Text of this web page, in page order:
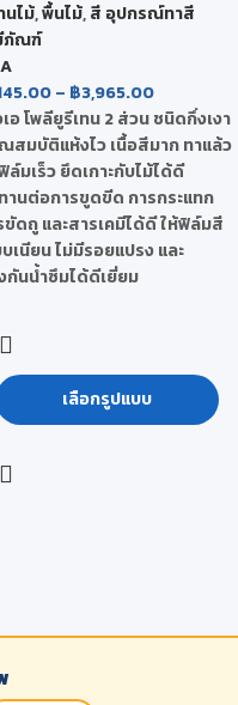
นไม้,พื้นไม้,สี อุปกรณ์ทาสี
ภัณฑ์
– ฿3,965.00
เอ โพลียูรีเทน 2 ส่วน ชนิดกึ่งเงา
สมบัติแห้งไว เนื้อสีมาก ทาแล้ว
ล์มเร็ว ยึดเกาะกับไม้ได้ดี
านต่อการขูดขีด การกระแทก
ขัดถู และสารเคมีได้ดี ให้ฟิล์มสี
บเนียน ไม่มีรอยแปรง และ
กันน้ำซึมได้ดีเยี่ยม
เลือกรูปแบบ